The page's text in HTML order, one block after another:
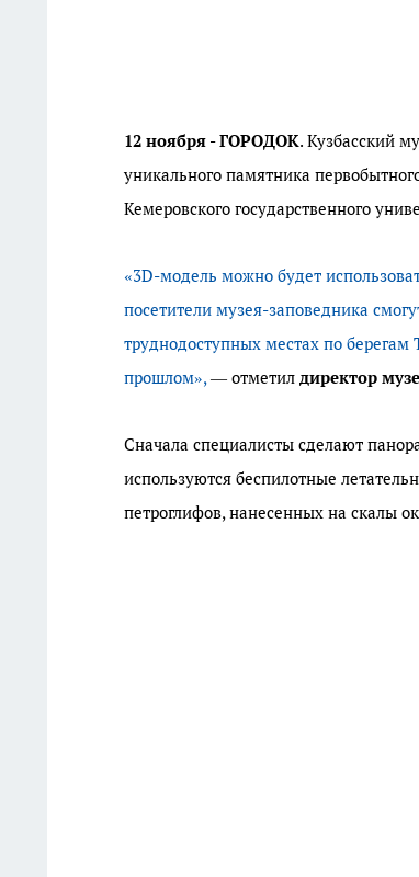
12 ноября - ГОРОДОК. Кузбасский
уникального памятника
Кемеровского государственного
«3D-модель можно будет
посетители музея-заповедника
труднодоступных местах по
прошлом»,— отметил директор
Сначала специалисты сделают
используются беспилотные
петроглифов, нанесенных на скалы